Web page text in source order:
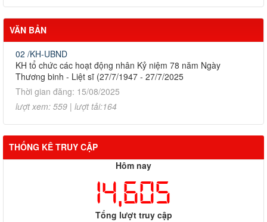
VĂN BẢN
02 /KH-UBND
KH tổ chức các hoạt động nhân Kỷ niệm 78 năm Ngày
Thương binh - Liệt sĩ (27/7/1947 - 27/7/2025
Thời gian đăng: 15/08/2025
lượt xem: 559 | lượt tải:164
THỐNG KÊ TRUY CẬP
Hôm nay
14,605
Tổng lượt truy cập